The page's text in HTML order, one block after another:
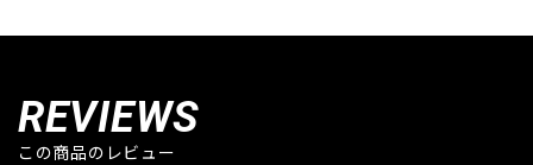
REVIEWS
この商品のレビュー